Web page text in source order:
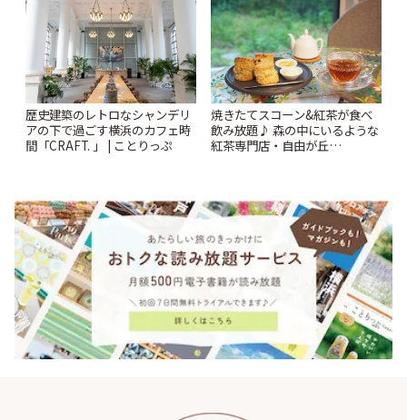
歴史建築のレトロなシャンデリ
アの下で過ごす横浜のカフェ時
間「CRAFT. 」 | ことりっぷ
焼きたてスコーン&紅茶が食べ
飲み放題♪ 森の中にいるような
紅茶専門店・自由が丘